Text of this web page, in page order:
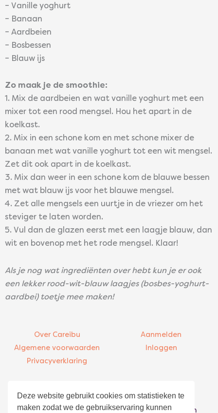
Deze website gebruikt cookies om statistieken te
maken zodat we de gebruikservaring kunnen
– Vanille yoghurt
– Banaan
– Aardbeien
– Bosbessen
– Blauw ijs
Zo maak je de smoothie:
1. Mix de aardbeien en wat vanille yoghurt met een
mixer tot een rood mengsel. Hou het apart in de
koelkast.
2. Mix in een schone kom en met schone mixer de
banaan met wat vanille yoghurt tot een wit mengsel.
Zet dit ook apart in de koelkast.
3. Mix dan weer in een schone kom de blauwe bessen
met wat blauw ijs voor het blauwe mengsel.
4. Zet alle mengsels een uurtje in de vriezer om het
steviger te laten worden.
5. Vul dan de glazen eerst met een laagje blauw, dan
wit en bovenop met het rode mengsel. Klaar!
Als je nog wat ingrediënten over hebt kun je er ook
een lekker rood-wit-blauw laagjes (bosbes-yoghurt-
aardbei) toetje mee maken!
Over Careibu
Algemene voorwaarden
Privacyverklaring
Aanmelden
Inloggen
info@careibu.com
085 – 016 00 48
Asterweg 20-K5
1031 HN Amsterdam